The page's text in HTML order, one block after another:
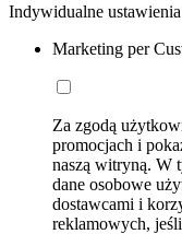
Indywidualne
Marketing per
Za zgodą
promocjach i
naszą witryną. W
dane osobowe
dostawcami i
reklamowych,